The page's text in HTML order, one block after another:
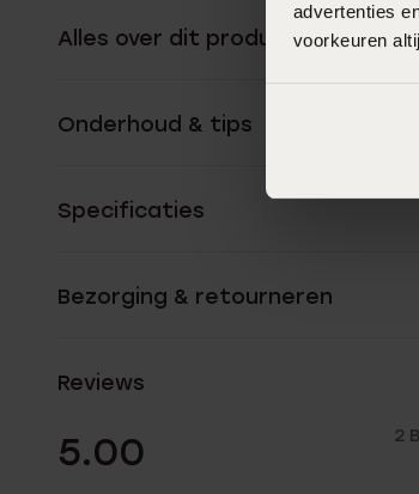
advertenties
voorkeuren
Alles over dit product
Onderhoud & tips
Specificaties
Bezorging & retourneren
Reviews
5.00 2